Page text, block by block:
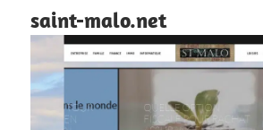
saint-malo.net